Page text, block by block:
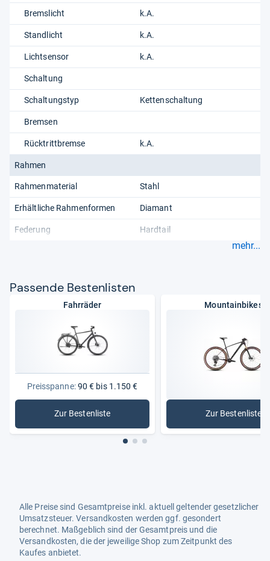
Bremslicht k.A.
Standlicht k.A.
Lichtsensor k.A.
Schaltung
Schaltungstyp Kettenschaltung
Bremsen
Rücktrittbremse k.A.
Rahmen
Rahmenmaterial Stahl
Erhältliche Rahmenformen Diamant
Federung Hardtail
mehr...
Pas­sende Bes­ten­lis­ten
Fahrräder
Preisspanne:90 € bis 1.150 €
Zur Bestenliste
: Fahrräder
Mountainbikes
Zur Bestenliste
:
Alle Preise sind Gesamtpreise inkl. aktuell geltender gesetzlicher
Umsatzsteuer. Versandkosten werden ggf. gesondert
berechnet. Maßgeblich sind der Gesamtpreis und die
Versandkosten, die der jeweilige Shop zum Zeitpunkt des
Kaufes anbietet.